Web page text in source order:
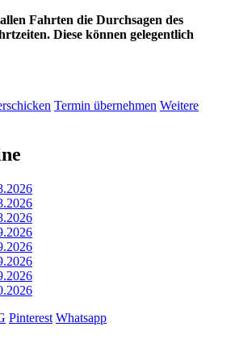
Fahrten die Durchsagen des
Diese können gelegentlich
Termin übernehmen Weitere
Pinterest Whatsapp